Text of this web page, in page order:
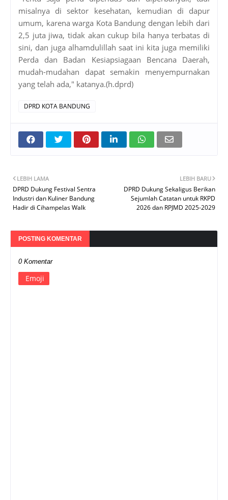
misalnya di sektor kesehatan, kemudian di dapur
umum, karena warga Kota Bandung dengan lebih dari
2,5 juta jiwa, tidak akan cukup bila hanya terbatas di
sini, dan juga alhamdulillah saat ini kita juga memiliki
Perda dan Badan Kesiapsiagaan Bencana Daerah,
mudah-mudahan dapat semakin menyempurnakan
yang telah ada," katanya.(h.dprd)
DPRD KOTA BANDUNG
LEBIH BARU
DPRD Dukung Sekaligus Berikan
Sejumlah Catatan untuk RKPD
2026 dan RPJMD 2025-2029
LEBIH LAMA
DPRD Dukung Festival Sentra
Industri dan Kuliner Bandung
Hadir di Cihampelas Walk
POSTING KOMENTAR
0 Komentar
Emoji